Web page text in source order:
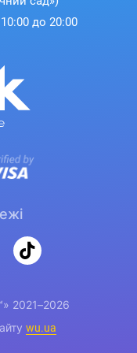
до 20:00
2021–2026
wu.ua